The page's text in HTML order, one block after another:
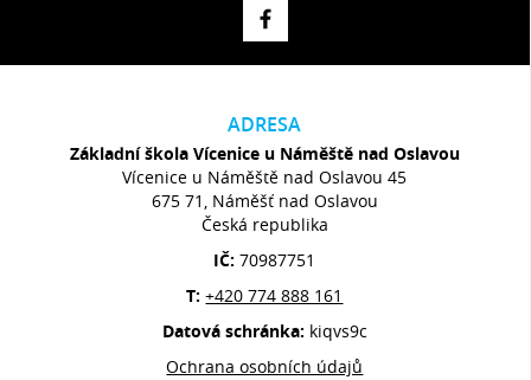
ADRESA
Základní škola Vícenice u Náměště nad Oslavou
Vícenice u Náměště nad Oslavou 45
675 71, Náměšť nad Oslavou
Česká republika
IČ:70987751
T:+420 774 888 161
Datová schránka: kiqvs9c
Ochrana osobních údajů